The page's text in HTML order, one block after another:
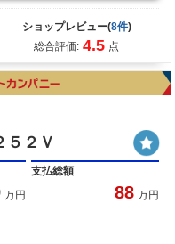
ショップレビュー(8件)
総合評価: 4.5 点
５２Ｖ
万円
支払総額
88 万円